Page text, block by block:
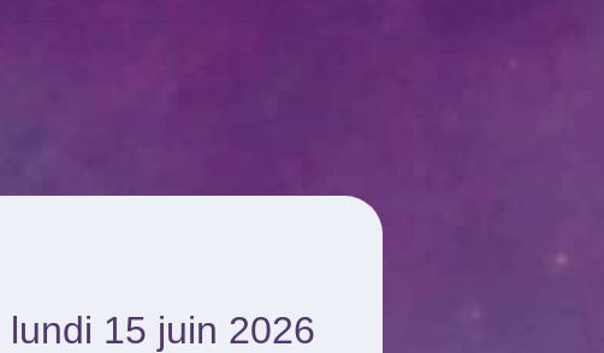
lundi 15 juin 2026